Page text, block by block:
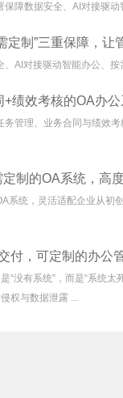
障数据安全、AI对接驱
定制”三重保障，让
AI对接驱动智能办公、
绩效考核的OA办
管理、业务合同与绩效
制的OA系统，高
系统，灵活适配企业从
付，可定制的办公
“没有系统”，而是“系统
权与数据泄露 ...